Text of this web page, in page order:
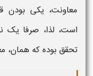
معاونت، یکی
است، لذا، صرفا یک
تحقق بوده که همان،